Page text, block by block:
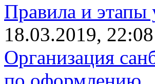
Правила и этапы
18.03.2019, 22:08
Организация